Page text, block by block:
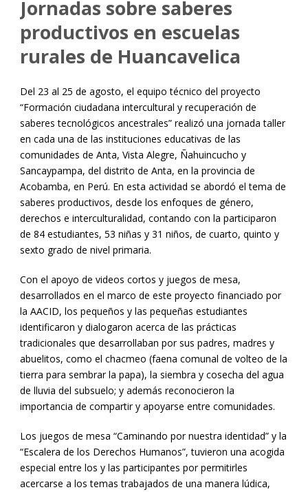
Jornadas sobre saberes
productivos en escuelas
rurales de Huancavelica
Del 23 al 25 de agosto, el equipo técnico del proyecto
“Formación ciudadana intercultural y recuperación de
saberes tecnológicos ancestrales” realizó una jornada taller
en cada una de las instituciones educativas de las
comunidades de Anta, Vista Alegre, Ñahuincucho y
Sancaypampa, del distrito de Anta, en la provincia de
Acobamba, en Perú. En esta actividad se abordó el tema de
saberes productivos, desde los enfoques de género,
derechos e interculturalidad, contando con la participaron
de 84 estudiantes, 53 niñas y 31 niños, de cuarto, quinto y
sexto grado de nivel primaria.
Con el apoyo de videos cortos y juegos de mesa,
desarrollados en el marco de este proyecto financiado por
la AACID, los pequeños y las pequeñas estudiantes
identificaron y dialogaron acerca de las prácticas
tradicionales que desarrollaban por sus padres, madres y
abuelitos, como el chacmeo (faena comunal de volteo de la
tierra para sembrar la papa), la siembra y cosecha del agua
de lluvia del subsuelo; y además reconocieron la
importancia de compartir y apoyarse entre comunidades.
Los juegos de mesa “Caminando por nuestra identidad” y la
“Escalera de los Derechos Humanos”, tuvieron una acogida
especial entre los y las participantes por permitirles
acercarse a los temas trabajados de una manera lúdica,